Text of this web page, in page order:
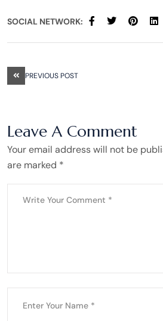
SOCIAL NETWORK:
PREVIOUS POST
Leave A Comment
Your email address will not be
are marked *